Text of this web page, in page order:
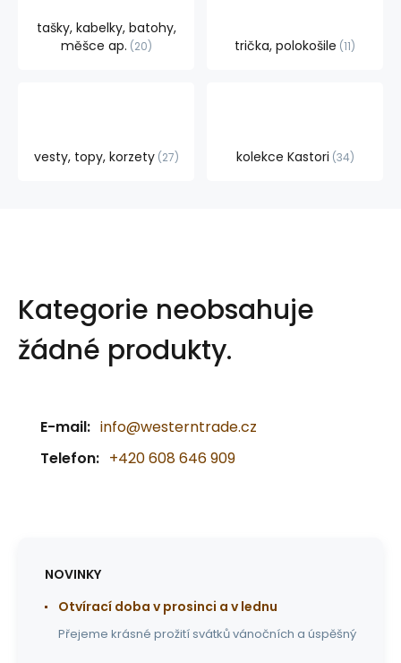
tašky, kabelky, batohy,
měšce ap. 20 trička, polokošile 11
vesty, topy, korzety 27 kolekce Kastori 34
Kategorie neobsahuje
žádné produkty.
E-mail: info@westerntrade.cz
Telefon: +420 608 646 909
NOVINKY
Otvírací doba v prosinci a v lednu
Přejeme krásné prožití svátků vánočních a úspěšný